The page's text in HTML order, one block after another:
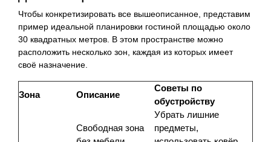
Чтобы конкретизировать все вышеописанное, представим
пример идеальной планировки гостиной площадью около
30 квадратных метров. В этом пространстве можно
расположить несколько зон, каждая из которых имеет
своё назначение.
Зона Описание
Советы по
обустройству
Свободная зона
Убрать лишние
предметы,